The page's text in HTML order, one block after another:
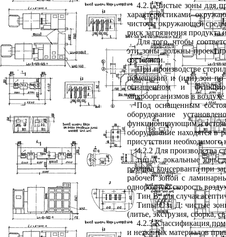
4.2.1Чистые зоны для
характеристиками
чистоты окружающей
риск загрязнения
Для того, чтобы
эти зоны должны
состоянии.
При производстве
помещений и (или) зонпо
оснащенном и
микроорганизмов в
Под оснащенным
оборудование
функционирующим
оборудование находятся в
присутствии
4.2.2 Для производства
тип А: локальные зоны
розлива консерванта при
рабочей зоной с
однородную скорость
Тин В: для случая
Типы С и Д: чистые зоны
(литье, экструзия, сборка,
4.2.3 Классификация
и нетканых материалов